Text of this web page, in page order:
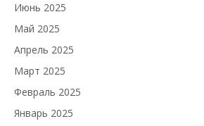
Июнь 2025
Май 2025
Апрель 2025
Март 2025
Февраль 2025
Январь 2025